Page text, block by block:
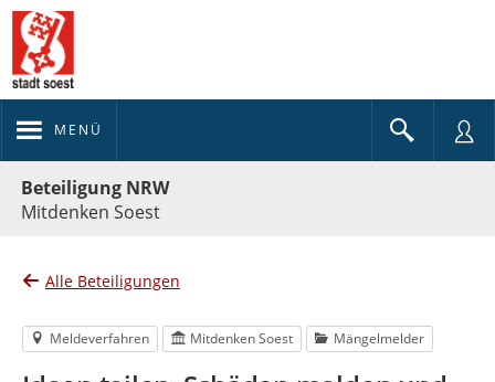
MENÜ
Beteiligung NRW
Mitdenken Soest
Alle Beteiligungen
Meldeverfahren Mitdenken Soest Mängelmelder